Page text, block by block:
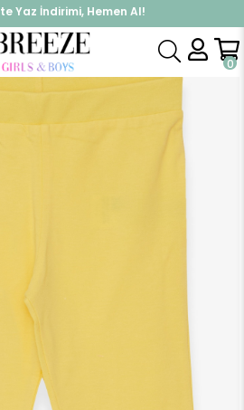
Yaz İndirimi, Hemen Al!
İndirimi Kap, Hemen Üye Ol!
0
Kapri & Şort Kız Çocuk Kapri Tayt Paçası Fiyonk ve Yırtmaçlı Sarı (6 Yaş)